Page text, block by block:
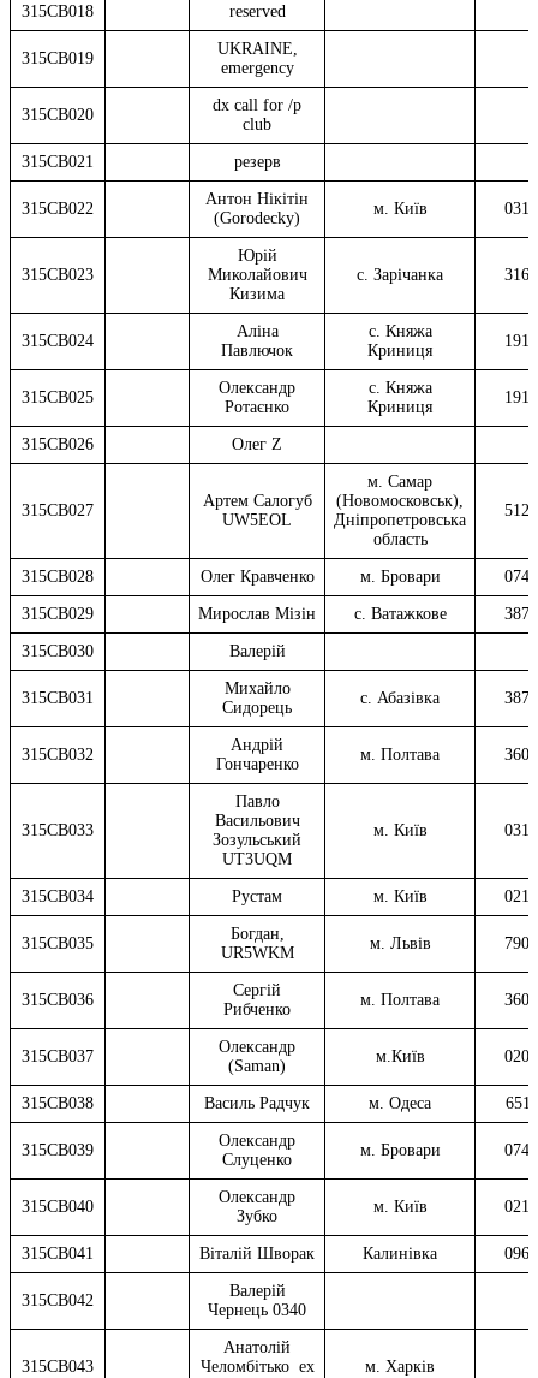
315СВ018 reserved
315СВ019
UKRAINE,
emergency
315СВ020
dx call for /p
club
315СВ021 резерв
315СВ022
Антон Нікітін
(Gorodecky)
м. Київ
315СВ023
Юрій
Миколайович
Кизима
с. Зарічанка
315СВ024
Аліна
Павлючок
с. Княжа
Криниця
315CB025
Олександр
Ротаєнко
с. Княжа
Криниця
315CB026 Олег Z
315СВ027
Артем Салогуб
UW5EOL
м. Самар
(Новомосковськ),
Дніпропетровська
область
315СВ028 Олег Кравченко м. Бровари
315CB029 Мирослав Мізін с. Ватажкове
315СВ030 Валерій
315СВ031
Михайло
Сидорець
с. Абазівка
315CB032
Андрій
Гончаренко
м. Полтава
315CB033
Павло
Васильович
Зозульський
UT3UQM
м. Київ
315CB034 Рустам м. Київ
315CB035
Богдан,
UR5WKM
м. Львів
315CB036
Сергій
Рибченко
м. Полтава
315CB037
Олександр
(Saman)
м.Київ
315CB038 Василь Радчук м. Одеса
315CB039
Олександр
Слуценко
м. Бровари
315СВ040
Олександр
Зубко
м. Київ
315CB041 Віталій Шворак Калинівка
315CB042
Валерій
Чернець 0340
315CB043
Анатолій
Челомбітько ex
м. Харків